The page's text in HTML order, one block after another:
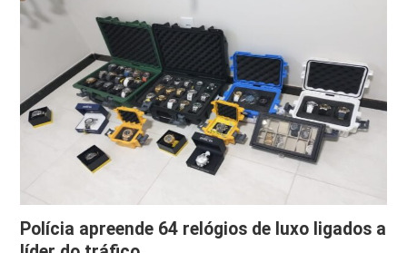
Polícia apreende 64 relógios de luxo ligados a